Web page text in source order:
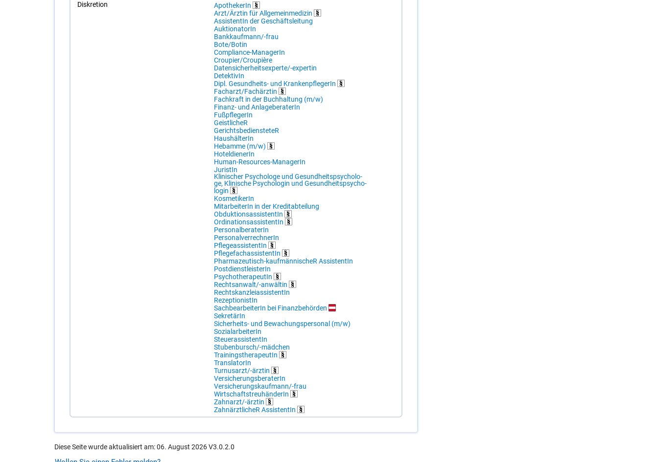
Dis­kre­ti­on
Apo­the­ke­rIn
Arzt/Ä​rz­tin für All­ge­mein­me­di­zin
As­sis­ten­tIn der Ge­schäfts­lei­tung
Auk­tio­na­to­rIn
Bank­kauf­mann/-​frau
Bote/​Bo­tin
Com­p­li­an­ce-Ma­na­ge­rIn
Crou­pier/​Crou­piè­re
Da­ten­si­cher­heits­ex­per­te/-​ex­per­tin
De­tek­ti­vIn
Dipl. Ge­sund­heits- und Kran­ken­pfle­ge­rIn
Fach­arzt/​Fach­ärz­tin
Fach­kraft in der Buch­hal­tung (m/​w)
Fi­nanz- und An­la­ge­be­ra­te­rIn
Fuß­pfle­ge­rIn
Geist­li­cheR
Ge­richts­be­diens­te­teR
Haus­häl­te­rIn
Heb­am­me (m/​w)
Ho­tel­die­ne­rIn
Hu­man-Re­sour­ces-Ma­na­ge­rIn
Ju­ris­tIn
Kli­ni­scher Psy­cho­lo­ge und Ge­sund­heits­psy­cho­lo­
ge, Kli­ni­sche Psy­cho­lo­gin und Ge­sund­heits­psy­cho­
lo­gin
Kos­me­ti­ke­rIn
Mit­ar­bei­te­rIn in der Kre­dit­ab­tei­lung
Ob­duk­ti­ons­as­sis­ten­tIn
Or­di­na­ti­ons­as­sis­ten­tIn
Per­so­nal­be­ra­te­rIn
Per­so­nal­ver­rech­ne­rIn
Pfle­ge­as­sis­ten­tIn
Pfle­ge­fachas­sis­ten­tIn
Phar­ma­zeu­tisch-kauf­män­ni­scheR As­sis­ten­tIn
Post­dienst­leis­te­rIn
Psy­cho­the­ra­peu­tIn
Rechts­an­walt/-​an­wäl­tin
Rechts­kanz­lei­as­sis­ten­tIn
Re­zep­tio­nis­tIn
Sach­be­ar­bei­te­rIn bei Fi­nanz­be­hör­den
Se­kre­tä­rIn
Si­cher­heits- und Be­wa­chungs­per­so­nal (m/​w)
So­zi­al­ar­bei­te­rIn
Steu­er­as­sis­ten­tIn
Stu­ben­bursch/-​mäd­chen
Trai­nings­the­ra­peu­tIn
Trans­la­to­rIn
Tur­nus­arzt/-​ärz­tin
Ver­si­che­rungs­be­ra­te­rIn
Ver­si­che­rungs­kauf­mann/-​frau
Wirt­schafts­treu­hän­de­rIn
Zahn­arzt/-​ärz­tin
Zahn­ärzt­li­cheR As­sis­ten­tIn
Diese Seite wurde aktualisiert am: 06. August 2026 V3.0.2.0